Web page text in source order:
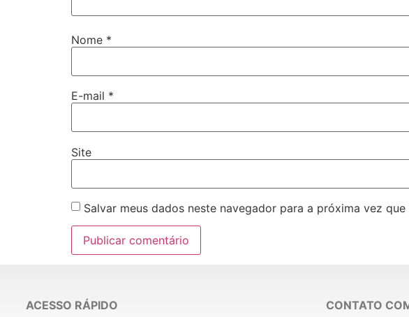
Nome *
E-mail *
Site
Salvar meus dados neste navegador para a próxima vez que
ACESSO RÁPIDO
CONTATO